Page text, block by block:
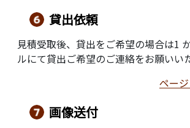
貸出依頼
見積受取後、貸出をご希望の場合は1
ルにて貸出ご希望のご連絡をお願いい
ペー
画像送付